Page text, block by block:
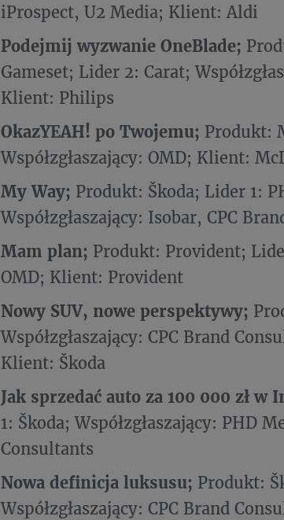
iProspect, U2 Media; Klient: Aldi
Podejmij wyzwanie OneBlade;
Gameset; Lider 2: Carat;
Klient: Philips
OkazYEAH! po Twojemu; Produkt:
Współzgłaszający: OMD; Klient:
My Way; Produkt: Škoda; Lider 1:
Współzgłaszający: Isobar, CPC
Mam plan; Produkt: Provident;
OMD; Klient: Provident
Nowy SUV, nowe perspektywy;
Współzgłaszający: CPC Brand
Klient: Škoda
Jak sprzedać auto za 100 000 zł w
1: Škoda; Współzgłaszający: PHD
Consultants
Nowa definicja luksusu; Produkt:
Współzgłaszający: CPC Brand